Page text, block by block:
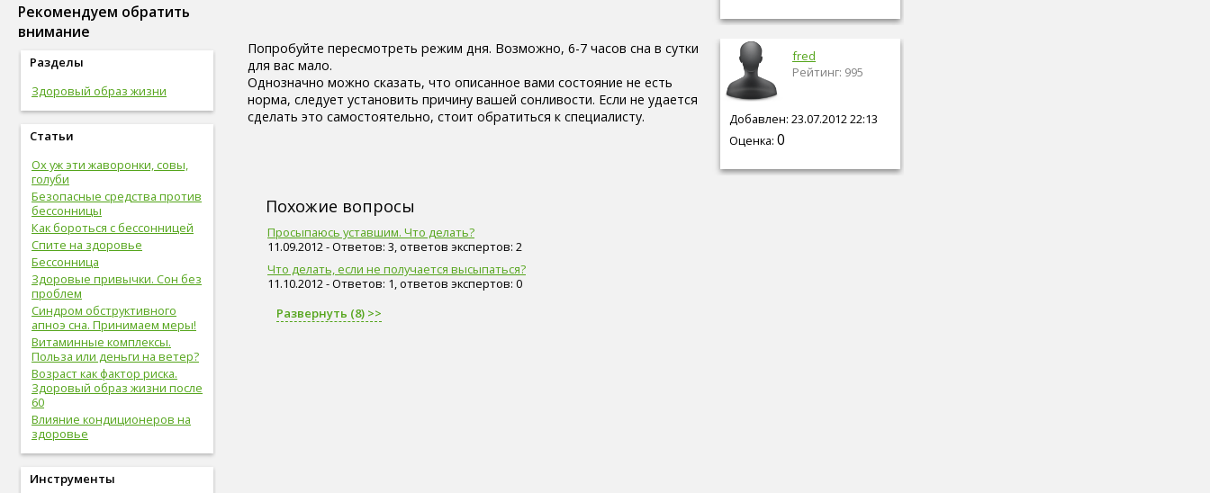
фрукты (31)
сердечно-сосудистая
женская половая система (31)
живот (29)
болезни сердца и сосудов (28)
упражнения (27)
овощи (25)
мышцы (24)
витамины (24)
позвоночник (24)
сон (24)
общий анализ крови (23)
болезни опорно-двигательной
системы, травмы (23)
опорно-двигательная
система (22)
пищеварительная система (22)
голова (22)
физическая форма (22)
сигареты (22)
дети (22)
вода (21)
женские болезни (20)
инфекционные болезни (20)
дыхательная система (19)
Рекомендуем обратить
внимание
Разделы
Здоровый образ жизни
Статьи
Ох уж эти жаворонки, совы,
голуби
Безопасные средства против
бессонницы
Как бороться с бессонницей
Спите на здоровье
Бессонница
Здоровые привычки. Сон без
проблем
Синдром обструктивного
апноэ сна. Принимаем меры!
Витаминные комплексы.
Польза или деньги на ветер?
Возраст как фактор риска.
Здоровый образ жизни после
60
Влияние кондиционеров на
здоровье
Инструменты
fred
Рейтинг: 995
Добавлен: 23.07.2012 22:13
Оценка: 0
Попробуйте пересмотреть режим дня. Возможно, 6-7 часов сна в сутки
для вас мало.
Однозначно можно сказать, что описанное вами состояние не есть
норма, следует установить причину вашей сонливости. Если не удается
сделать это самостоятельно, стоит обратиться к специалисту.
Похожие вопросы
Просыпаюсь уставшим. Что делать?
11.09.2012 - Ответов: 3, ответов экспертов: 2
Что делать, если не получается высыпаться?
11.10.2012 - Ответов: 1, ответов экспертов: 0
Развернуть (8) >>